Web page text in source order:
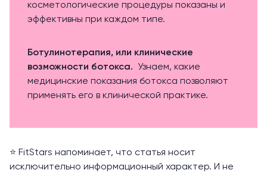
косметологические процедуры показаны и
эффективны при каждом типе.
Ботулинотерапия, или клинические
возможности ботокса.
Узнаем, какие
медицинские показания ботокса позволяют
применять его в клинической практике.
⭐️ FitStars напоминает, что статья носит
исключительно информационный характер. И не